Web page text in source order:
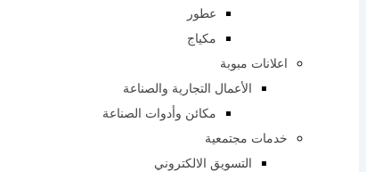
عطور
مكياج
اعلانات مبوبة
الأعمال التجارية والصناعة
مكائن ​​وأدوات الصناعة
خدمات مجتمعية
التسويق الالكتروني